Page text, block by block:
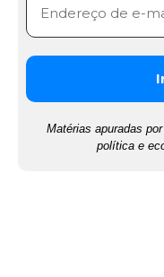
Matérias apuradas
política e